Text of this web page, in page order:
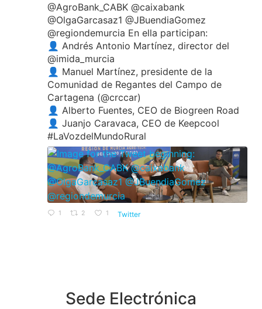
@AgroBank_CABK @caixabank
@OlgaGarcasaz1 @JBuendiaGomez
@regiondemurcia En ella participan:
👤 Andrés Antonio Martínez, director del
@imida_murcia
👤 Manuel Martínez, presidente de la
Comunidad de Regantes del Campo de
Cartagena (@crccar)
👤 Alberto Fuentes, CEO de Biogreen Road
👤 Juanjo Caravaca, CEO de Keepcool
#LaVozdelMundoRural
1 2 1 Twitter
Sede Electrónica